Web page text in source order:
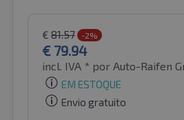
€ 81.57 -2%
€ 79.94
incl. IVA * por Auto-Raifen
EM ESTOQUE
Envio gratuito